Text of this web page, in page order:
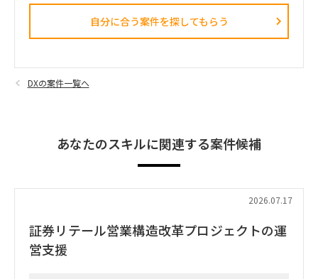
自分に合う案件を探してもらう​
DXの案件一覧へ
あなたのスキルに関連する案件候補
2026.07.17
証券リテール営業構造改革プロジェクトの運
営支援